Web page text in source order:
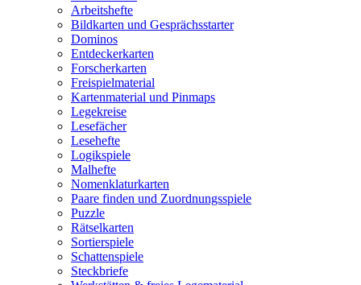
Arbeitshefte
Bildkarten und Gesprächsstarter
Dominos
Entdeckerkarten
Forscherkarten
Freispielmaterial
Kartenmaterial und Pinmaps
Legekreise
Lesefächer
Lesehefte
Logikspiele
Malhefte
Nomenklaturkarten
Paare finden und Zuordnungsspiele
Puzzle
Rätselkarten
Sortierspiele
Schattenspiele
Steckbriefe